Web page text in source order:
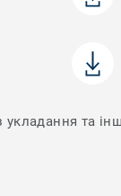
та